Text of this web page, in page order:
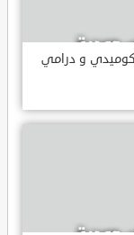
كوميدي و درامي